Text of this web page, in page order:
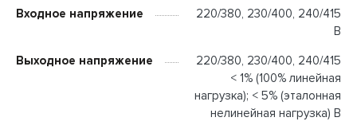
Входное напряжение
220/380, 230/400, 240/415
В
Выходное напряжение
220/380, 230/400, 240/415
< 1% (100% линейная
нагрузка); < 5% (эталонная
нелинейная нагрузка) В